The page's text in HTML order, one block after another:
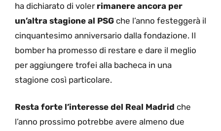
ha dichiarato di voler rimanere ancora per
un’altra stagione al PSG che l’anno festeggerà il
cinquantesimo anniversario dalla fondazione. Il
bomber ha promesso di restare e dare il meglio
per aggiungere trofei alla bacheca in una
stagione così particolare.
Resta forte l’interesse del Real Madrid che
l’anno prossimo potrebbe avere almeno due